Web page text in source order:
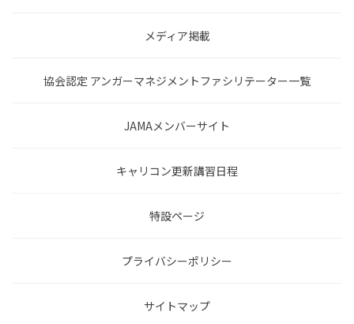
メディア掲載
協会認定 アンガーマネジメントファシリテーター一覧
JAMAメンバーサイト
キャリコン更新講習日程
特設ページ
プライバシーポリシー
サイトマップ